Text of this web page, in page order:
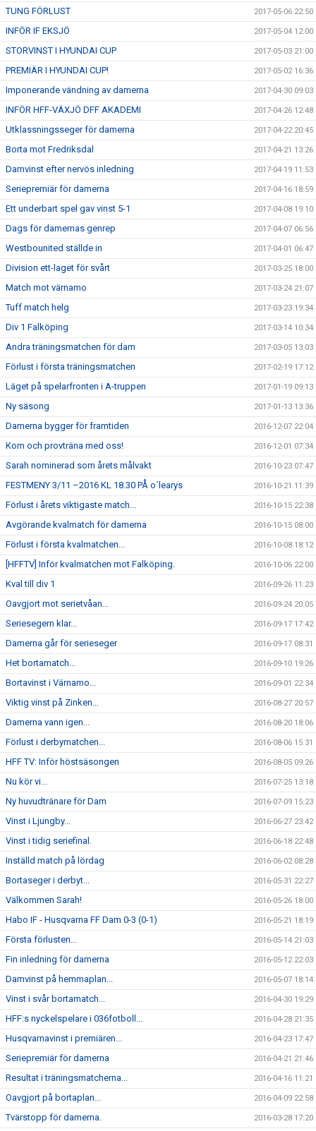
TUNG FÖRLUST 2017-05-06 22:50
INFÖR IF EKSJÖ 2017-05-04 12:00
STORVINST I HYUNDAI CUP 2017-05-03 21:00
PREMIÄR I HYUNDAI CUP! 2017-05-02 16:36
Imponerande vändning av damerna 2017-04-30 09:03
INFÖR HFF-VÄXJÖ DFF AKADEMI 2017-04-26 12:48
Utklassningsseger för damerna 2017-04-22 20:45
Borta mot Fredriksdal 2017-04-21 13:26
Damvinst efter nervös inledning 2017-04-19 11:53
Seriepremiär för damerna 2017-04-16 18:59
Ett underbart spel gav vinst 5-1 2017-04-08 19:10
Dags för damernas genrep 2017-04-07 06:56
Westbounited ställde in 2017-04-01 06:47
Division ett-laget för svårt 2017-03-25 18:00
Match mot värnamo 2017-03-24 21:07
Tuff match helg 2017-03-23 19:34
Div 1 Falköping 2017-03-14 10:34
Andra träningsmatchen för dam 2017-03-05 13:03
Förlust i första träningsmatchen 2017-02-19 17:12
Läget på spelarfronten i A-truppen 2017-01-19 09:13
Ny säsong 2017-01-13 13:36
Damerna bygger för framtiden 2016-12-07 22:04
Kom och provträna med oss! 2016-12-01 07:34
Sarah nominerad som årets målvakt 2016-10-23 07:47
FESTMENY 3/11 –2016 KL 18.30 PÅ o´learys 2016-10-21 11:39
Förlust i årets viktigaste match... 2016-10-15 22:38
Avgörande kvalmatch för damerna 2016-10-15 08:00
Förlust i första kvalmatchen... 2016-10-08 18:12
[HFFTV] Inför kvalmatchen mot Falköping. 2016-10-06 22:00
Kval till div 1 2016-09-26 11:23
Oavgjort mot serietvåan... 2016-09-24 20:05
Seriesegern klar... 2016-09-17 17:42
Damerna går för serieseger 2016-09-17 08:31
Het bortamatch... 2016-09-10 19:26
Bortavinst i Värnamo... 2016-09-01 22:34
Viktig vinst på Zinken... 2016-08-27 20:57
Damerna vann igen... 2016-08-20 18:06
Förlust i derbymatchen... 2016-08-06 15:31
HFF TV: Inför höstsäsongen 2016-08-05 09:26
Nu kör vi... 2016-07-25 13:18
Ny huvudtränare för Dam 2016-07-09 15:23
Vinst i Ljungby... 2016-06-27 23:42
Vinst i tidig seriefinal. 2016-06-18 22:48
Inställd match på lördag 2016-06-02 08:28
Bortaseger i derbyt... 2016-05-31 22:27
Välkommen Sarah! 2016-05-26 18:00
Habo IF - Husqvarna FF Dam 0-3 (0-1) 2016-05-21 18:19
Första förlusten... 2016-05-14 21:03
Fin inledning för damerna 2016-05-12 22:03
Damvinst på hemmaplan... 2016-05-07 18:14
Vinst i svår bortamatch... 2016-04-30 19:29
HFF:s nyckelspelare i 036fotboll... 2016-04-28 21:35
Husqvarnavinst i premiären... 2016-04-23 17:47
Seriepremiär för damerna 2016-04-21 21:46
Resultat i träningsmatcherna... 2016-04-16 11:21
Oavgjort på bortaplan... 2016-04-09 22:58
Tvärstopp för damerna. 2016-03-28 17:20